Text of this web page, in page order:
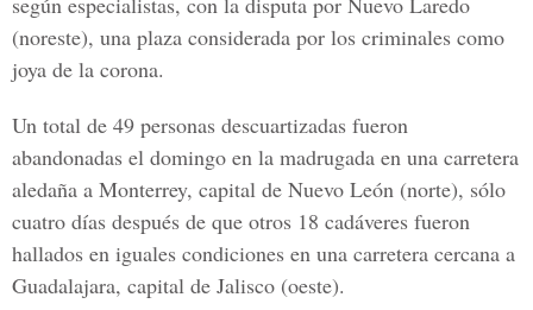
(noreste), una plaza considerada por los criminales como
joya de la corona.
Un total de 49 personas descuartizadas fueron
abandonadas el domingo en la madrugada en una carretera
aledaña a Monterrey, capital de Nuevo León (norte), sólo
cuatro días después de que otros 18 cadáveres fueron
hallados en iguales condiciones en una carretera cercana a
Guadalajara, capital de Jalisco (oeste).